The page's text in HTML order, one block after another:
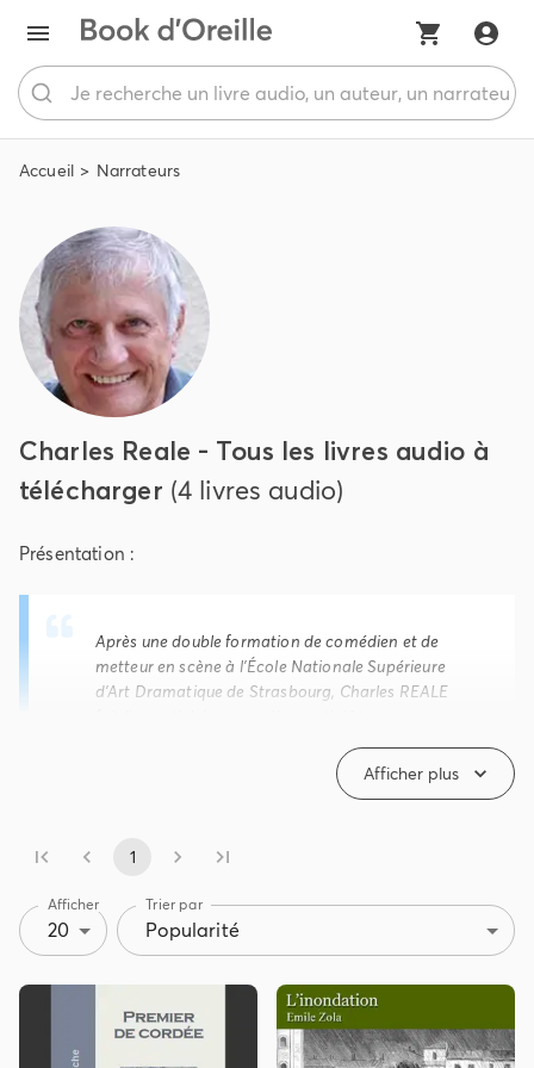
Accueil Narrateurs
Charles Reale - Tous les livres audio à
télécharger (4 livres audio)
Présentation :
Après une double formation de comédien et de
metteur en scène à l'École Nationale Supérieure
d'Art Dramatique de Strasbourg, Charles REALE
sous la direction de metteurs en scène tels que
Jean-Pierre VINCENT. Puis il s'envole pour la
SHAKESPEARE dans le texte. De retour dans
DUBILLARD et travaille avec bonheur à ses côtés.
Il crée
Le chien sous la minuterie
accident. Avec Romain BOUTEILLE, il interprète
DUBILLARD dans
Je dirai que je suis tombé
Festival Officiel d'Avignon. Lors du Festival
Afficher plus
1
Afficher
20
Trier par
Popularité